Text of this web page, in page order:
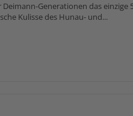
Generationen das einzige
Kulisse des Hunau- und...